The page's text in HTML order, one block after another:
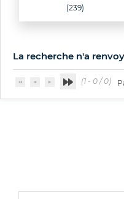
(239)
La recherche n'a
(1 - 0 / 0)